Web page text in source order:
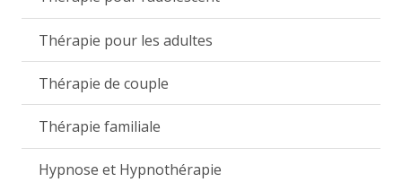
Thérapie pour les adultes
Thérapie de couple
Thérapie familiale
Hypnose et Hypnothérapie